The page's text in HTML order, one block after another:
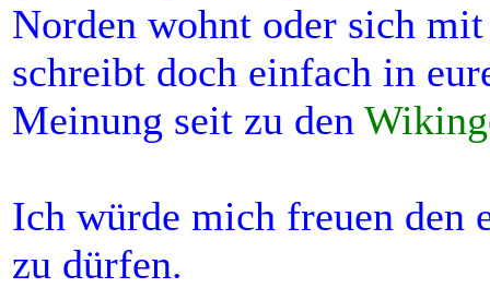
Norden wohnt oder sich
schreibt doch einfach in
Meinung seit zu den
Ich würde mich freuen den
zu dürfen.